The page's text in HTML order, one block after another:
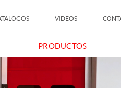
VIDEOS
PRODUCTOS